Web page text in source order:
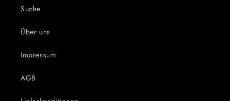
Suche
Über uns
Impressum
AGB